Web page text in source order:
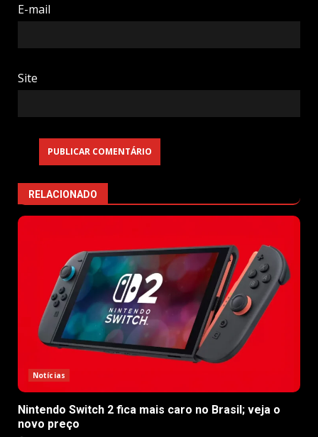
E-mail
Site
RELACIONADO
Notícias
Nintendo Switch 2 fica mais caro no Brasil; veja o
novo preço